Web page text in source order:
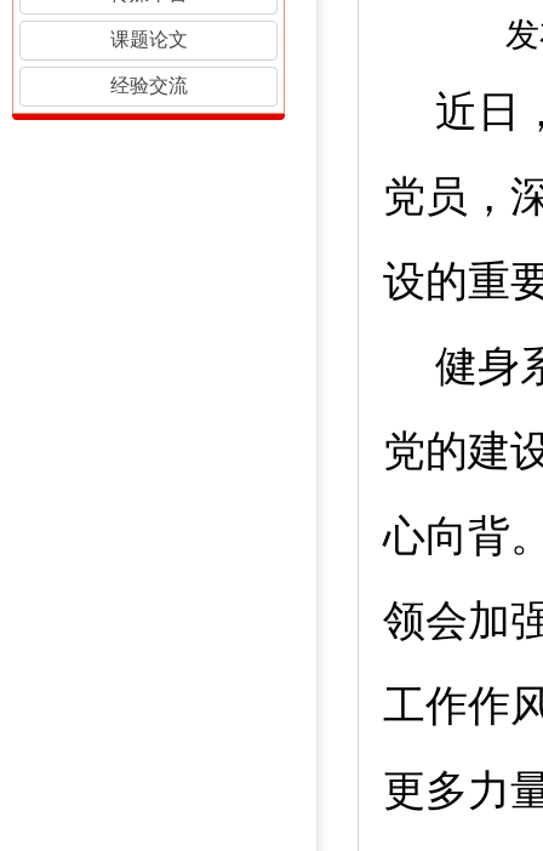
课题论文
经验交流
近日
党员，
设的重
健身
党的建
心向背
领会加
工作作
更多力